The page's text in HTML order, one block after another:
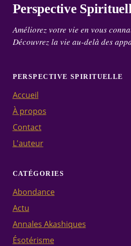
Perspective
Améliorez votre vie en vous
Découvrez la vie au-delà des
PERSPECTIVE SPIRITUELLE
Accueil
À propos
Contact
L'auteur
CATÉGORIES
Abondance
Actu
Annales Akashiques
Ésotérisme